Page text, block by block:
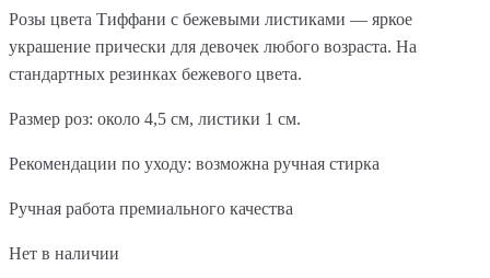
Розы цвета Тиффани с бежевыми листиками — яркое
украшение прически для девочек любого возраста. На
стандартных резинках бежевого цвета.
Размер роз: около 4,5 см, листики 1 см.
Рекомендации по уходу: возможна ручная стирка
Ручная работа премиального качества
Нет в наличии